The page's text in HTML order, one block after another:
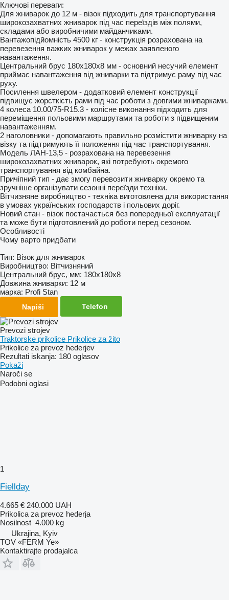
Ключові переваги:
Для жниварок до 12 м - візок підходить для транспортування
широкозахватних жниварок під час переїздів між полями,
складами або виробничими майданчиками.
Вантажопідйомність 4500 кг - конструкція розрахована на
перевезення важких жниварок у межах заявленого
навантаження.
Центральний брус 180х180х8 мм - основний несучий елемент
приймає навантаження від жниварки та підтримує раму під час
руху.
Посилення швелером - додатковий елемент конструкції
підвищує жорсткість рами під час роботи з довгими жниварками.
4 колеса 10.00/75-R15.3 - колісне виконання підходить для
переміщення польовими маршрутами та роботи з підвищеним
навантаженням.
2 наголовники - допомагають правильно розмістити жниварку на
візку та підтримують її положення під час транспортування.
Модель ЛАН-13,5 - розрахована на перевезення
широкозахватних жниварок, які потребують окремого
транспортування від комбайна.
Причіпний тип - дає змогу перевозити жниварку окремо та
зручніше організувати сезонні переїзди техніки.
Вітчизняне виробництво - техніка виготовлена для використання
в умовах українських господарств і польових доріг.
Новий стан - візок постачається без попередньої експлуатації
та може бути підготовлений до роботи перед сезоном.
Особливості
Чому варто придбати
Тип: Візок для жниварок
Виробництво: Вітчизняний
Центральний брус, мм: 180х180х8
Довжина жниварки: 12 м
марка: Profi Stan
Napiši Telefon
Prevozi strojev
Traktorske prikolice Prikolice za žito
Prikolice za prevoz hederjev
Rezultati iskanja: 180 oglasov
Pokaži
Naroči se
Podobni oglasi
1
Fiellday
4.665 € 240.000 UAH
Prikolica za prevoz hederja
Nosilnost 4.000 kg
Ukrajina, Kyiv
TOV «FERM Ye»
Kontaktirajte prodajalca